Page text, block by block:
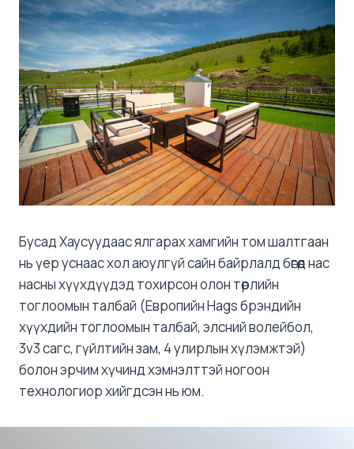
Бусад Хаусуудаас ялгарах хамгийн том шалтгаан
нь үер уснаас хол аюулгүй сайн байрлалд бөгөөд нас
насны хүүхдүүдэд тохирсон олон төрлийн
тоглоомын талбай (Европийн Hags брэндийн
хүүхдийн тоглоомын талбай, элсний волейбол,
3v3 сагс, гүйлтийн зам, 4 улирлын хүлэмжтэй)
болон эрчим хүчинд хэмнэлттэй ногоон
технологиор хийгдсэн нь юм.